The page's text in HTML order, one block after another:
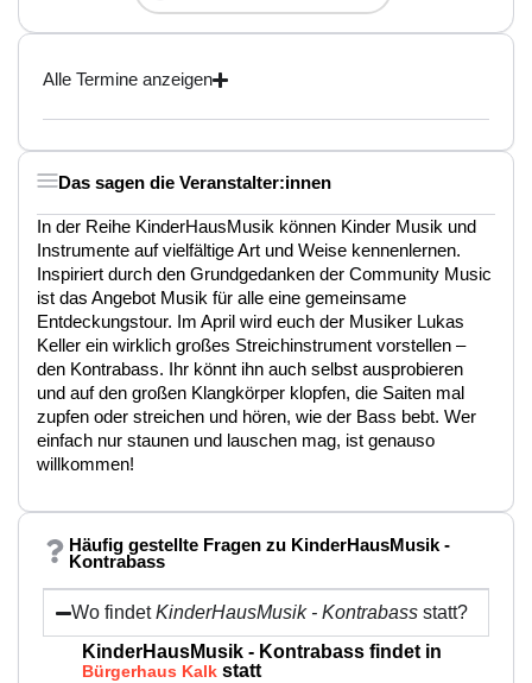
Alle Termine anzeigen
Das sagen die Veranstalter:innen
In der Reihe KinderHausMusik können Kinder Musik und
Instrumente auf vielfältige Art und Weise kennenlernen.
Inspiriert durch den Grundgedanken der Community Music
ist das Angebot Musik für alle eine gemeinsame
Entdeckungstour. Im April wird euch der Musiker Lukas
Keller ein wirklich großes Streichinstrument vorstellen –
den Kontrabass. Ihr könnt ihn auch selbst ausprobieren
und auf den großen Klangkörper klopfen, die Saiten mal
zupfen oder streichen und hören, wie der Bass bebt. Wer
einfach nur staunen und lauschen mag, ist genauso
willkommen!
Häufig gestellte Fragen zu KinderHausMusik -
Kontrabass
Wo findetKinderHausMusik - Kontrabass statt?
KinderHausMusik - Kontrabass findet in
Bürgerhaus Kalk statt